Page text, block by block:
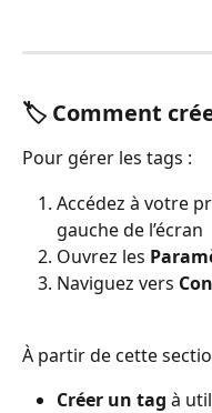
🏷️ Comment
Pour gérer les tags :
Accédez à votre
gauche de l’écran
Ouvrez les
Naviguez vers
À partir de cette
Créer un tag à